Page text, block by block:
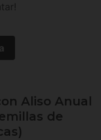
Aliso Anual
de